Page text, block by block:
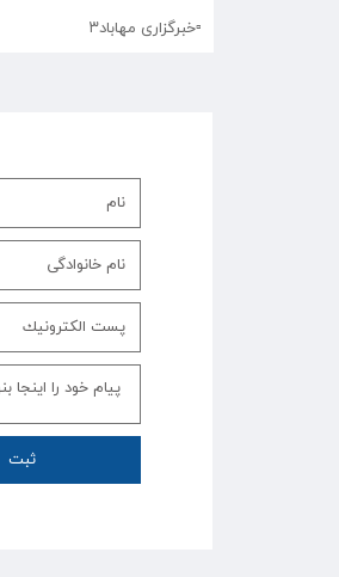
▫️⁩خبرگزاری مهاباد۳
ثبت